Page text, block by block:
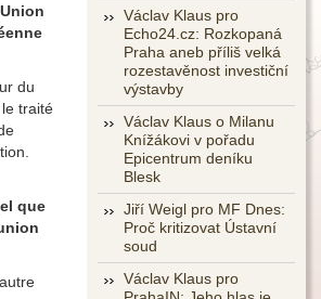
Václav Klaus pro
Echo24.cz: Rozkopaná
Praha aneb příliš velká
rozestavěnost investiční
výstavby
Václav Klaus o Milanu
Knížákovi v pořadu
Epicentrum deníku
Blesk
Jiří Weigl pro MF Dnes:
Proč kritizovat Ústavní
soud
Václav Klaus pro
du
traité
que